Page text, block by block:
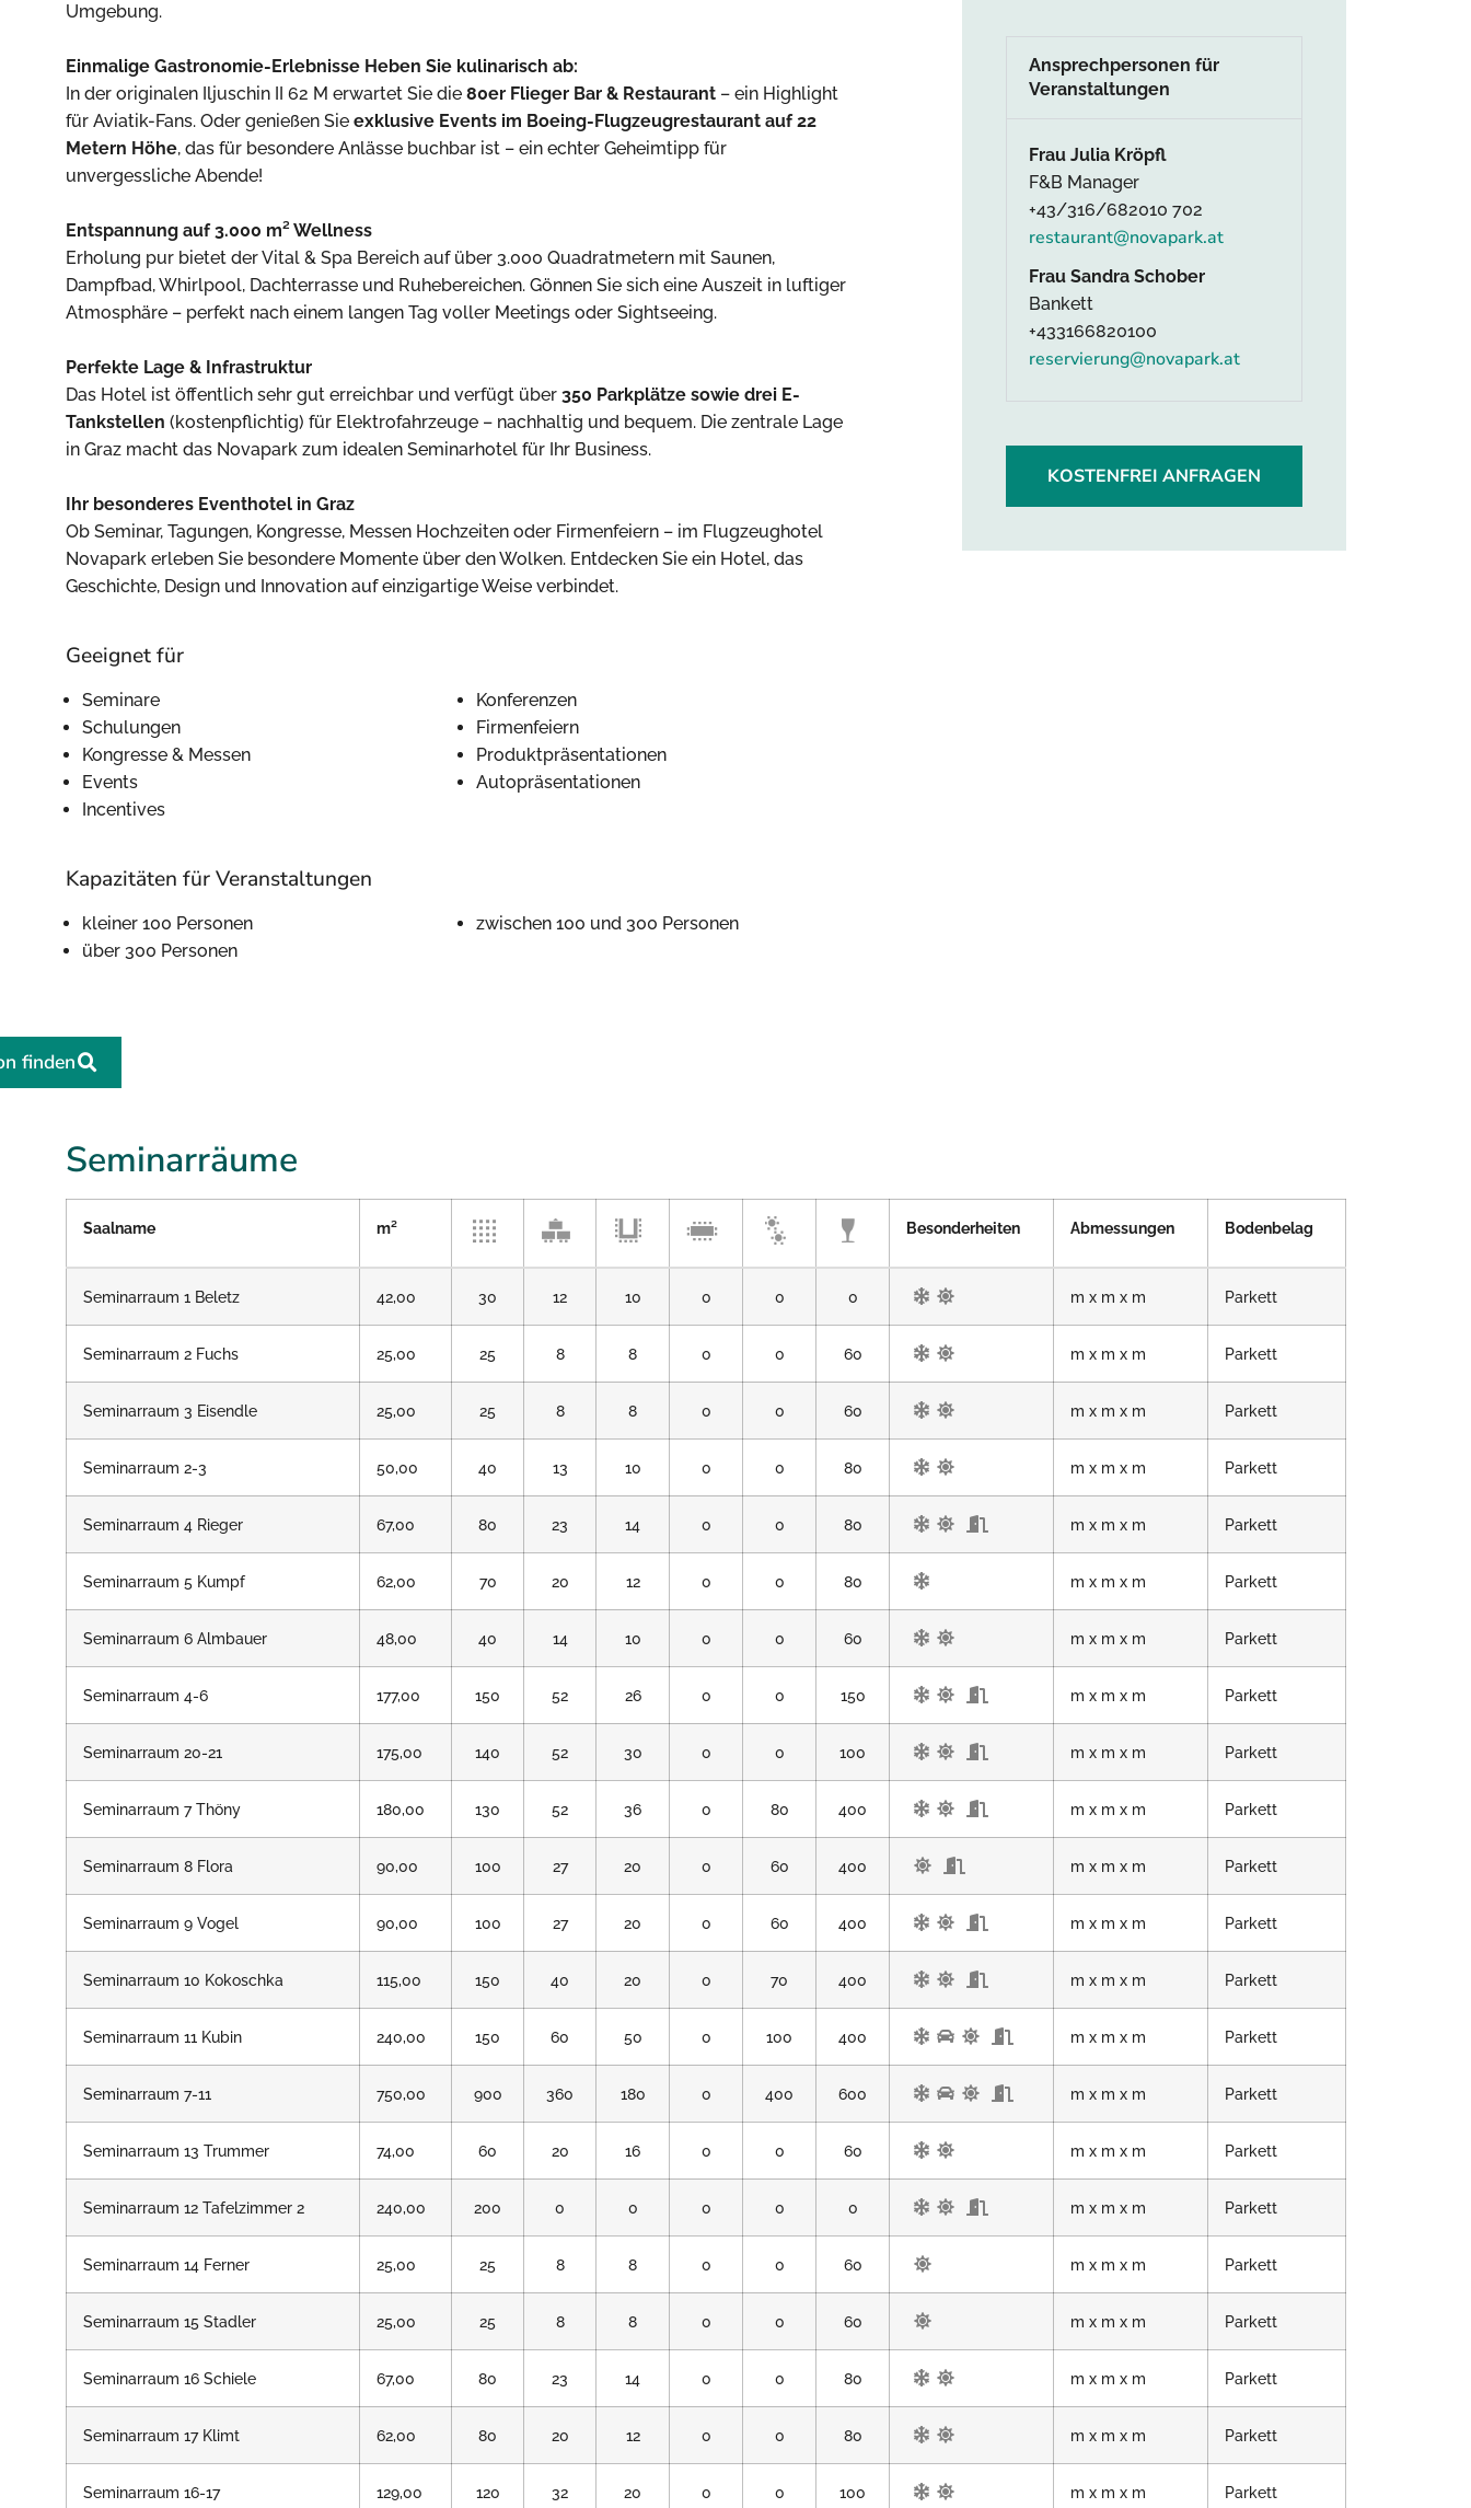
finden
Umgebung.
Einmalige Gastronomie-Erlebnisse Heben Sie kulinarisch ab:
In der originalen Iljuschin II 62 M erwartet Sie die 80er Flieger Bar & Restaurant – ein Highlight
für Aviatik-Fans. Oder genießen Sie exklusive Events im Boeing-Flugzeugrestaurant auf 22
Metern Höhe, das für besondere Anlässe buchbar ist – ein echter Geheimtipp für
unvergessliche Abende!
Entspannung auf 3.000 m² Wellness
Erholung pur bietet der Vital & Spa Bereich auf über 3.000 Quadratmetern mit Saunen,
Dampfbad, Whirlpool, Dachterrasse und Ruhebereichen. Gönnen Sie sich eine Auszeit in luftiger
Atmosphäre – perfekt nach einem langen Tag voller Meetings oder Sightseeing.
Perfekte Lage & Infrastruktur
Das Hotel ist öffentlich sehr gut erreichbar und verfügt über 350 Parkplätze sowie drei E-
Tankstellen (kostenpflichtig) für Elektrofahrzeuge – nachhaltig und bequem. Die zentrale Lage
in Graz macht das Novapark zum idealen Seminarhotel für Ihr Business.
Ihr besonderes Eventhotel in Graz
Ob Seminar, Tagungen, Kongresse, Messen Hochzeiten oder Firmenfeiern – im Flugzeughotel
Novapark erleben Sie besondere Momente über den Wolken. Entdecken Sie ein Hotel, das
Geschichte, Design und Innovation auf einzigartige Weise verbindet.
Geeignet für
Seminare
Konferenzen
Schulungen
Firmenfeiern
Kongresse & Messen
Produktpräsentationen
Events
Autopräsentationen
Incentives
Kapazitäten für Veranstaltungen
kleiner 100 Personen
zwischen 100 und 300 Personen
über 300 Personen
Ansprechpersonen für
Veranstaltungen
Frau Julia Kröpfl
F&B Manager
+43/316/682010 702
restaurant@novapark.at
Frau Sandra Schober
Bankett
+433166820100
reservierung@novapark.at
KOSTENFREI ANFRAGEN
Seminarräume
Saalname m² Besonderheiten Abmessungen Bodenbelag
Seminarraum 1 Beletz 42,00 30 12 10 0 0 0 m x m x m Parkett
Seminarraum 2 Fuchs 25,00 25 8 8 0 0 60 m x m x m Parkett
Seminarraum 3 Eisendle 25,00 25 8 8 0 0 60 m x m x m Parkett
Seminarraum 2-3 50,00 40 13 10 0 0 80 m x m x m Parkett
Seminarraum 4 Rieger 67,00 80 23 14 0 0 80 m x m x m Parkett
Seminarraum 5 Kumpf 62,00 70 20 12 0 0 80 m x m x m Parkett
Seminarraum 6 Almbauer 48,00 40 14 10 0 0 60 m x m x m Parkett
Seminarraum 4-6 177,00 150 52 26 0 0 150 m x m x m Parkett
Seminarraum 20-21 175,00 140 52 30 0 0 100 m x m x m Parkett
Seminarraum 7 Thöny 180,00 130 52 36 0 80 400 m x m x m Parkett
Seminarraum 8 Flora 90,00 100 27 20 0 60 400 m x m x m Parkett
Seminarraum 9 Vogel 90,00 100 27 20 0 60 400 m x m x m Parkett
Seminarraum 10 Kokoschka 115,00 150 40 20 0 70 400 m x m x m Parkett
Seminarraum 11 Kubin 240,00 150 60 50 0 100 400 m x m x m Parkett
Seminarraum 7-11 750,00 900 360 180 0 400 600 m x m x m Parkett
Seminarraum 13 Trummer 74,00 60 20 16 0 0 60 m x m x m Parkett
Seminarraum 12 Tafelzimmer 2 240,00 200 0 0 0 0 0 m x m x m Parkett
Seminarraum 14 Ferner 25,00 25 8 8 0 0 60 m x m x m Parkett
Seminarraum 15 Stadler 25,00 25 8 8 0 0 60 m x m x m Parkett
Seminarraum 16 Schiele 67,00 80 23 14 0 0 80 m x m x m Parkett
Seminarraum 17 Klimt 62,00 80 20 12 0 0 80 m x m x m Parkett
Seminarraum 16-17 129,00 120 32 20 0 0 100 m x m x m Parkett